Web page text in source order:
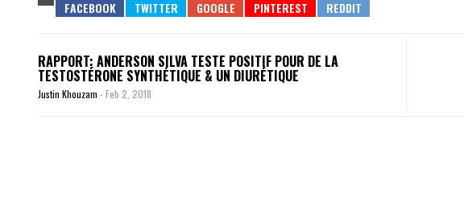
RAPPORT: ANDERSON SILVA TESTE POSITIF POUR DE LA
TESTOSTÉRONE SYNTHÉTIQUE & UN DIURÉTIQUE
Justin Khouzam - Feb 2, 2018